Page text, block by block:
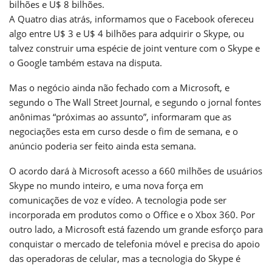
bilhões e U$ 8 bilhões.
A Quatro dias atrás, informamos que o Facebook ofereceu
algo entre U$ 3 e U$ 4 bilhões para adquirir o Skype, ou
talvez construir uma espécie de joint venture com o Skype e
o Google também estava na disputa.
Mas o negócio ainda não fechado com a Microsoft, e
segundo o The Wall Street Journal, e segundo o jornal fontes
anônimas “próximas ao assunto”, informaram que as
negociações esta em curso desde o fim de semana, e o
anúncio poderia ser feito ainda esta semana.
O acordo dará à Microsoft acesso a 660 milhões de usuários
Skype no mundo inteiro, e uma nova força em
comunicações de voz e vídeo. A tecnologia pode ser
incorporada em produtos como o Office e o Xbox 360. Por
outro lado, a Microsoft está fazendo um grande esforço para
conquistar o mercado de telefonia móvel e precisa do apoio
das operadoras de celular, mas a tecnologia do Skype é